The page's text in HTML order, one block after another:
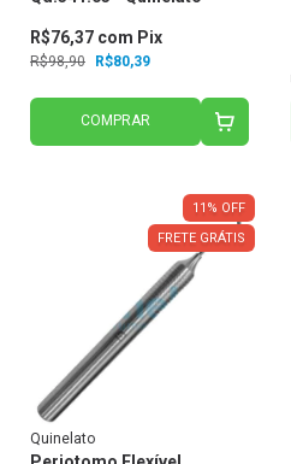
R$98,90 R$80,39
R$76,37 com Pix
COMPRAR
11 % OFF
FRETE GRÁTIS
Quinelato